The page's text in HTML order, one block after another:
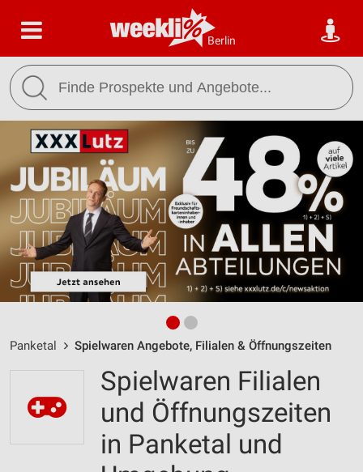
Berlin
Panketal Spielwaren Angebote, Filialen & Öffnungszeiten
Spielwaren Filialen
und Öffnungszeiten
in Panketal und